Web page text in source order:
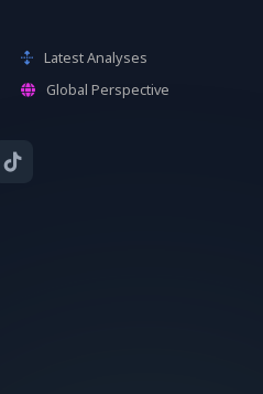
Latest Analyses
Global Perspective